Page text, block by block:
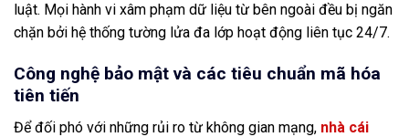
luật. Mọi hành vi xâm phạm dữ liệu từ bên ngoài đều bị ngăn
chặn bởi hệ thống tường lửa đa lớp hoạt động liên tục 24/7.
Công nghệ bảo mật và các tiêu chuẩn mã hóa
tiên tiến
Để đối phó với những rủi ro từ không gian mạng, nhà cái